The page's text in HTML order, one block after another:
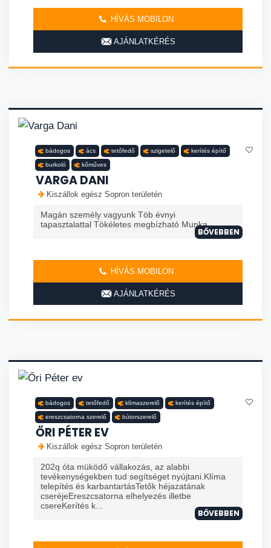
HÍVÁS MOBILON
AJÁNLATKÉRÉS
bádogos ács tetőfedő szigetelő kerítés építő
burkoló kőműves
VARGA DANI
Kiszállok egész Sopron területén
Magán szemèly vagyunk Töb évnyi
tapasztalattal Tökéletes megbízható Munka
BŐVEBBEN
HÍVÁS MOBILON
AJÁNLATKÉRÉS
bádogos tetőfedő klímaszerelő kerítés építő
ereszcsatorna szerelő bútorszerelő
ŐRI PÉTER EV
Kiszállok egész Sopron területén
202q óta müködő vállakozás, az alabbi
tevékenységekben tud segítséget nyújtani.Klíma
telepítés és karbantartásTetők héjazatának
cseréjeEreszcsatorna elhelyezés illetbe
csereKerítés k...
BŐVEBBEN